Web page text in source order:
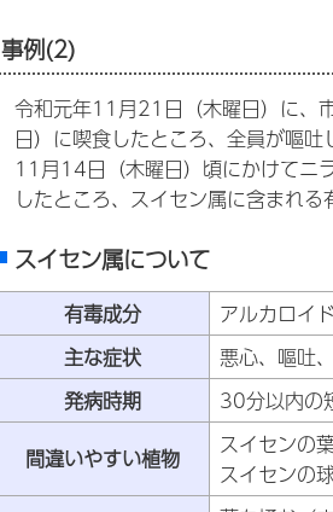
事例(2)
令和元年11月21日（木曜日）に、
日）に喫食したところ、全員が嘔
11月14日（木曜日）頃にかけてニ
したところ、スイセン属に含まれ
スイセン属について
有毒成分
アルカロイ
主な症状
悪心、嘔吐
発病時期
30分以内の
間違いやすい植物
スイセンの
スイセンの